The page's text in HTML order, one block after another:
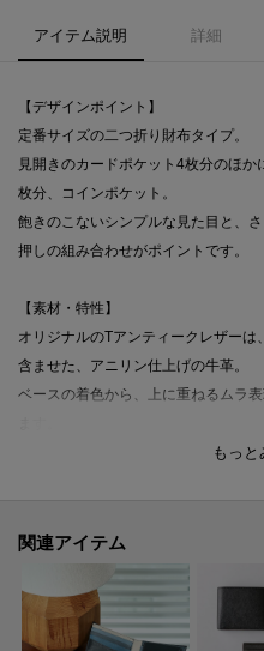
アイテム説明 詳細
【デザインポイント】
定番サイズの二つ折り財布タイプ。
見開きのカードポケット4枚分のほ
枚分、コインポケット。
飽きのこないシンプルな見た目と、
押しの組み合わせがポイントです。
【素材・特性】
オリジナルのTアンティークレザー
含ませた、アニリン仕上げの牛革。
ベースの着色から、上に重ねるムラ
染料が幾重にも重なることで生まれ
オリジナルBOX付きでギフトにもお
※ポケット数：カード入れ×4、札入
の他ポケット×2
関連アイテム